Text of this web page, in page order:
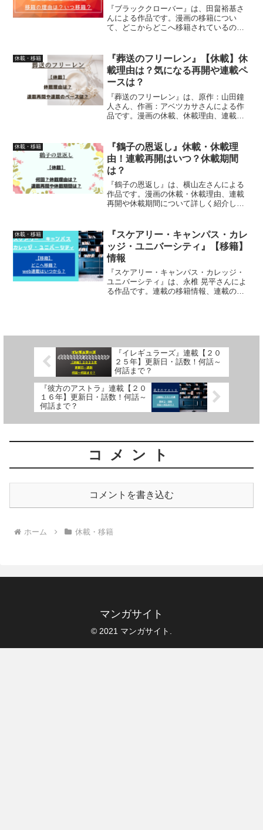
『ブラッククローバー』は、田畠裕基さ
んによる作品です。漫画の移籍につい
て、どこからどこへ移籍されているの
休載・移籍
『葬送のフリーレン』【休載】休
載理由は？気になる再開や連載ペ
ースは？
『葬送のフリーレン』は、原作：山田鐘
人さん、作画：アベツカサさんによる作
品です。漫画の休載、休載理由、連載再
休載・移籍
『鶴子の恩返し』休載・休載理
由！連載再開はいつ？休載期間
は？
『鶴子の恩返し』は、横山左さんによる
作品です。漫画の休載・休載理由、連載
再開や休載期間について詳しく紹介して
休載・移籍
『スケアリー・キャンパス・カレ
ッジ・ユニバーシティ』【移籍】
情報
『スケアリー・キャンパス・カレッジ・
ユニバーシティ』は、永椎 晃平さんによ
る作品です。連載の移籍情報、連載の移
『イレギュラーズ』連載【２０
２５年】更新日・話数！何話～
何話まで？
『彼方のアストラ』連載【２０
１６年】更新日・話数！何話～
何話まで？
コメント
コメントを書き込む
ホーム 休載・移籍
マンガサイト
© 2021 マンガサイト.